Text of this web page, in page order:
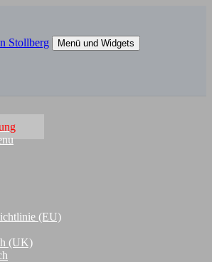
Menü und Widgets
(EU)
(UK)